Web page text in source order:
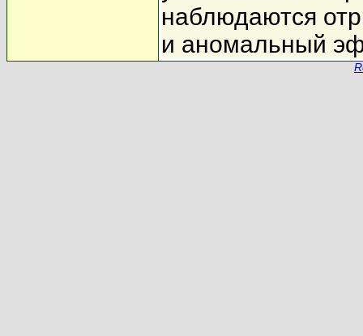
наблюдаются
и аномальный